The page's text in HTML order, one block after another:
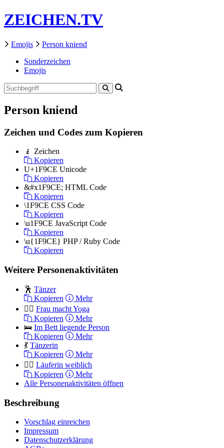
ZEICHEN.TV
Emojis
Person kniend
Sonderzeichen
Emojis
Person kniend
Zeichen und Codes zum Kopieren
🧎 Zeichen
Kopieren
U+1F9CE Unicode
Kopieren
&#x1F9CE; HTML Code
Kopieren
\1F9CE CSS Code
Kopieren
\u1F9CE JavaScript Code
Kopieren
\u{1F9CE} PHP / Ruby Code
Kopieren
Weitere Personenaktivitäten
🕺 Tänzer
Kopieren
Mehr
🧘‍♀️ Frau macht Yoga
Kopieren
Mehr
🛌 Im Bett liegende Person
Kopieren
Mehr
💃 Tänzerin
Kopieren
Mehr
🏃‍♀️ Läuferin weiblich
Kopieren
Mehr
Alle Personenaktivitäten öffnen
Beschreibung
Vorschlag einreichen
Impressum
Datenschutzerklärung